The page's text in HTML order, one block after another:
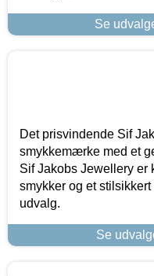
Se
Det prisvindende Sif
smykkemærke med et
Sif Jakobs Jewellery er
smykker og et
udvalg.
Se